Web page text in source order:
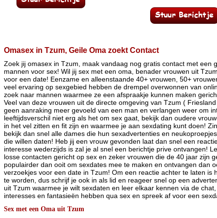
Omasex in Tzum, Geile Oma zoekt Contact
Zoek jij omasex in Tzum, maak vandaag nog gratis contact met een
mannen voor sex! Wil jij sex met een oma, benader vrouwen uit
voor een date! Eenzame en alleenstaande 40+ vrouwen, 50+
veel ervaring op sexgebied hebben de drempel overwonnen van
zoek naar mannen waarmee ze een afspraakje kunnen maken
Veel van deze vrouwen uit de directe omgeving van Tzum (
geen aanraking meer gevoeld van een man en verlangen weer om
leeftijdsverschil niet erg als het om sex gaat, bekijk dan oudere
in het vel zitten en fit zijn en waarmee je aan sexdating kunt doen!
bekijk dan snel alle dames die hun sexadvertenties en
die willen daten! Heb jij een vrouw gevonden laat dan snel een
interesse wederzijds is zal je al snel een berichtje prive ontvangen!
losse contacten gericht op sex en zeker vrouwen die de 40 jaar zijn
populairder dan ooit om sexdates mee te maken en ontvangen dan
verzoekjes voor een date in Tzum! Om een reactie achter te laten is
te worden, dus schrijf je ook in als lid en reageer snel op een
uit Tzum waarmee je wilt sexdaten en leer elkaar kennen via de
interesses en fantasieën hebben qua sex en spreek af voor een
Sex met een Oma uit Tzum